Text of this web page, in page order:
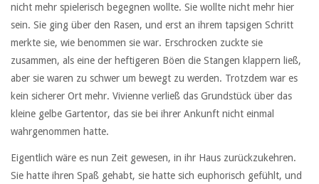
nicht mehr spielerisch begegnen wollte. Sie wollte nicht mehr hier
sein. Sie ging über den Rasen, und erst an ihrem tapsigen Schritt
merkte sie, wie benommen sie war. Erschrocken zuckte sie
zusammen, als eine der heftigeren Böen die Stangen klappern ließ,
aber sie waren zu schwer um bewegt zu werden. Trotzdem war es
kein sicherer Ort mehr. Vivienne verließ das Grundstück über das
kleine gelbe Gartentor, das sie bei ihrer Ankunft nicht einmal
wahrgenommen hatte.
Eigentlich wäre es nun Zeit gewesen, in ihr Haus zurückzukehren.
Sie hatte ihren Spaß gehabt, sie hatte sich euphorisch gefühlt, und